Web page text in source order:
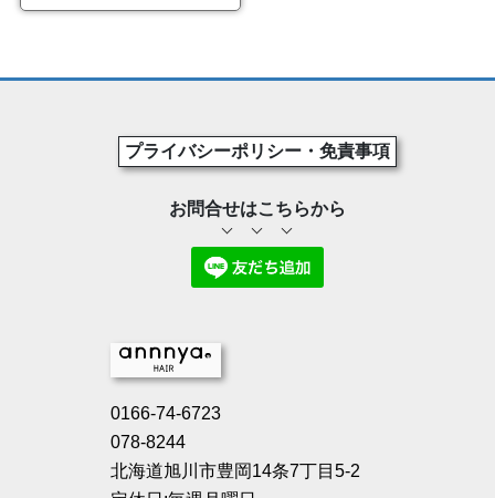
プライバシーポリシー・免責事項
お問合せはこちらから
0166-74-6723
078-8244
北海道旭川市豊岡14条7丁目5-2